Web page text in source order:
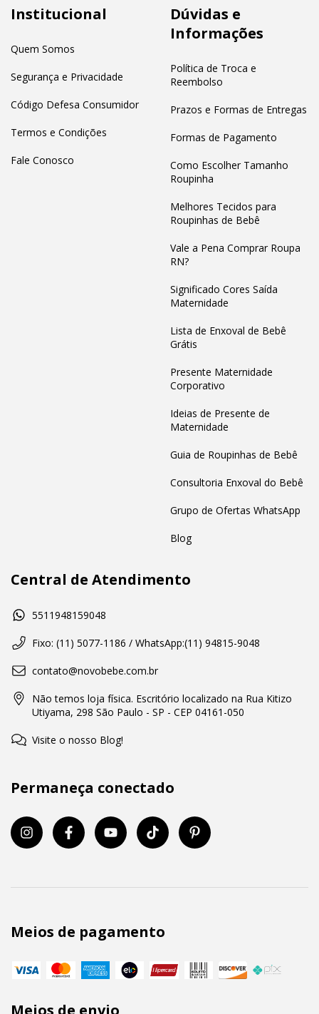
Institucional
Quem Somos
Segurança e Privacidade
Código Defesa Consumidor
Termos e Condições
Fale Conosco
Dúvidas e
Informações
Política de Troca e
Reembolso
Prazos e Formas de Entregas
Formas de Pagamento
Como Escolher Tamanho
Roupinha
Melhores Tecidos para
Roupinhas de Bebê
Vale a Pena Comprar Roupa
RN?
Significado Cores Saída
Maternidade
Lista de Enxoval de Bebê
Grátis
Presente Maternidade
Corporativo
Ideias de Presente de
Maternidade
Guia de Roupinhas de Bebê
Consultoria Enxoval do Bebê
Grupo de Ofertas WhatsApp
Blog
Central de Atendimento
5511948159048
Fixo: (11) 5077-1186 / WhatsApp:(11) 94815-9048
contato@novobebe.com.br
Não temos loja física. Escritório localizado na Rua Kitizo
Utiyama, 298 São Paulo - SP - CEP 04161-050
Visite o nosso Blog!
Permaneça conectado
Meios de pagamento